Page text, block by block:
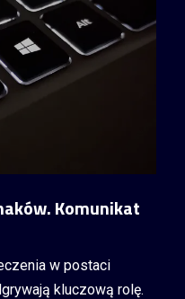
Komunikat
w postaci
kluczową rolę.